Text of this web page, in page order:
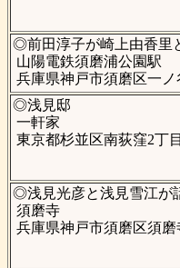
◎前田淳子が崎上由香里
山陽電鉄須磨浦公園駅
兵庫県神戸市須磨区一ノ
◎浅見邸
一軒家
東京都杉並区南荻窪2丁目
◎浅見光彦と浅見雪江が
須磨寺
兵庫県神戸市須磨区須磨